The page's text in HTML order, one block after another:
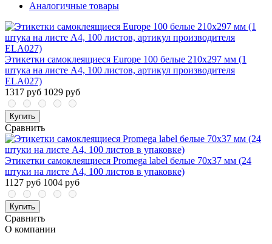
Аналогичные товары
Этикетки самоклеящиеся Europe 100 белые 210х297 мм (1
штука на листе А4, 100 листов, артикул производителя
ELA027)
1317 руб 1029 руб
Купить
Сравнить
Этикетки самоклеящиеся Promega label белые 70х37 мм (24
штуки на листе А4, 100 листов в упаковке)
1127 руб 1004 руб
Купить
Сравнить
О компании